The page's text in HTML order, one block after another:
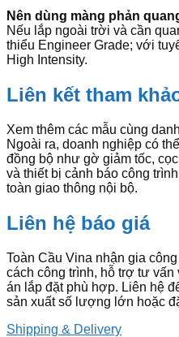
Nên dùng màng phản
Nếu lắp ngoài trời và cần
thiểu Engineer Grade; với
High Intensity.
Liên kết tham
Xem thêm các mẫu cùng
Ngoài ra, doanh nghiệp có
đồng bộ như gờ giảm tốc,
và thiết bị cảnh báo công
toàn giao thông nội bộ.
Liên hệ báo giá
Toàn Cầu Vina nhận gia
cách công trình, hỗ trợ tư
án lắp đặt phù hợp. Liên hệ
sản xuất số lượng lớn hoặc
Shipping & Delivery